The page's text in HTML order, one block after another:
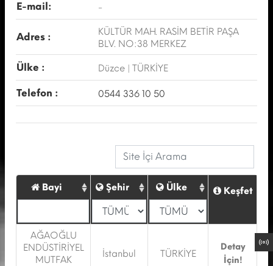
E-mail: -
Adres :
KÜLTÜR MAH. RASİM BETİR PAŞA
BLV. NO:38 MERKEZ
Ülke : Düzce | TÜRKİYE
Telefon : 0544 336 10 50
Bayi Şehir Ülke Keşfet
AĞAOĞLU
ENDÜSTİRİYEL
MUTFAK
İstanbul TÜRKİYE
Detay
İçin!